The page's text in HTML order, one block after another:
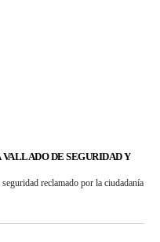
DE SEGURIDAD Y
reclamado por la ciudadanía